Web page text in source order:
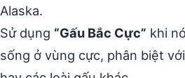
Alaska.
Sử dụng “Gấu Bắc Cực” khi
sống ở vùng cực, phân biệt